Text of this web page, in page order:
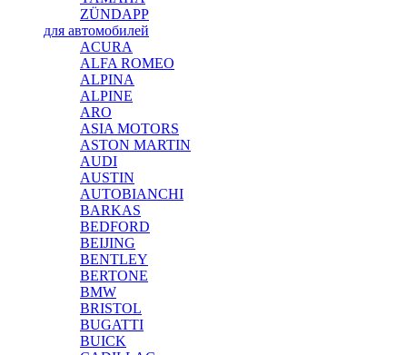
ZÜNDAPP
для автомобилей
ACURA
ALFA ROMEO
ALPINA
ALPINE
ARO
ASIA MOTORS
ASTON MARTIN
AUDI
AUSTIN
AUTOBIANCHI
BARKAS
BEDFORD
BEIJING
BENTLEY
BERTONE
BMW
BRISTOL
BUGATTI
BUICK